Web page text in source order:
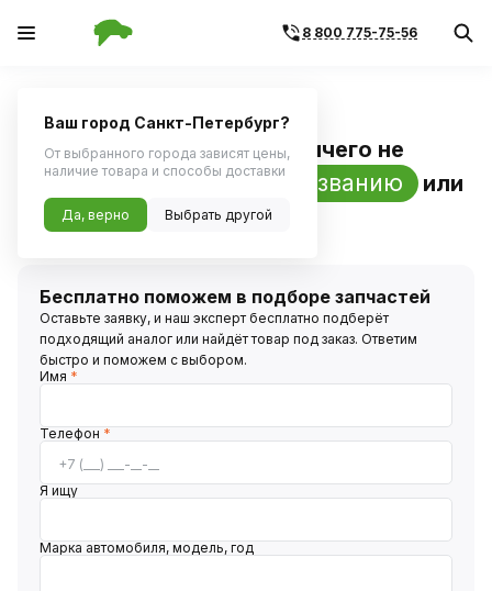
8 800 775-75-56
По артикулу«npporion» ничего не
найдено, поискать по названию
или
по
VIN-коду ?
Бесплатно поможем в подборе запчастей
Оставьте заявку, и наш эксперт бесплатно подберёт
подходящий аналог или найдёт товар под заказ. Ответим
быстро и поможем с выбором.
Имя *
Телефон *
Я ищу
Марка автомобиля, модель, год
Ваш город Санкт-Петербург?
От выбранного города зависят цены,
наличие товара и способы доставки
Да, верно Выбрать другой